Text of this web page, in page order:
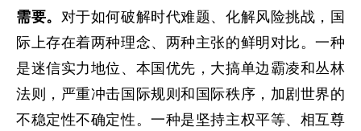
需要。 对于如何破解时代难题、化解风险挑战，国
际上存在着两种理念、两种主张的鲜明对比。一种
是迷信实力地位、本国优先，大搞单边霸凌和丛林
法则，严重冲击国际规则和国际秩序，加剧世界的
不稳定性不确定性。一种是坚持主权平等、相互尊